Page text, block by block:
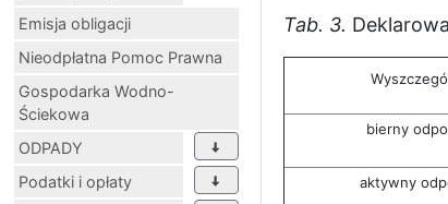
Emisja obligacji
Nieodpłatna Pomoc Prawna
Gospodarka Wodno-
Ściekowa
ODPADY
Podatki i opłaty
Tab. 3.
bierny
aktywny